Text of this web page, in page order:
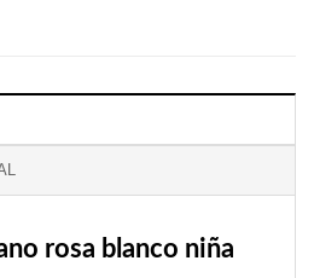
rosa blanco niña